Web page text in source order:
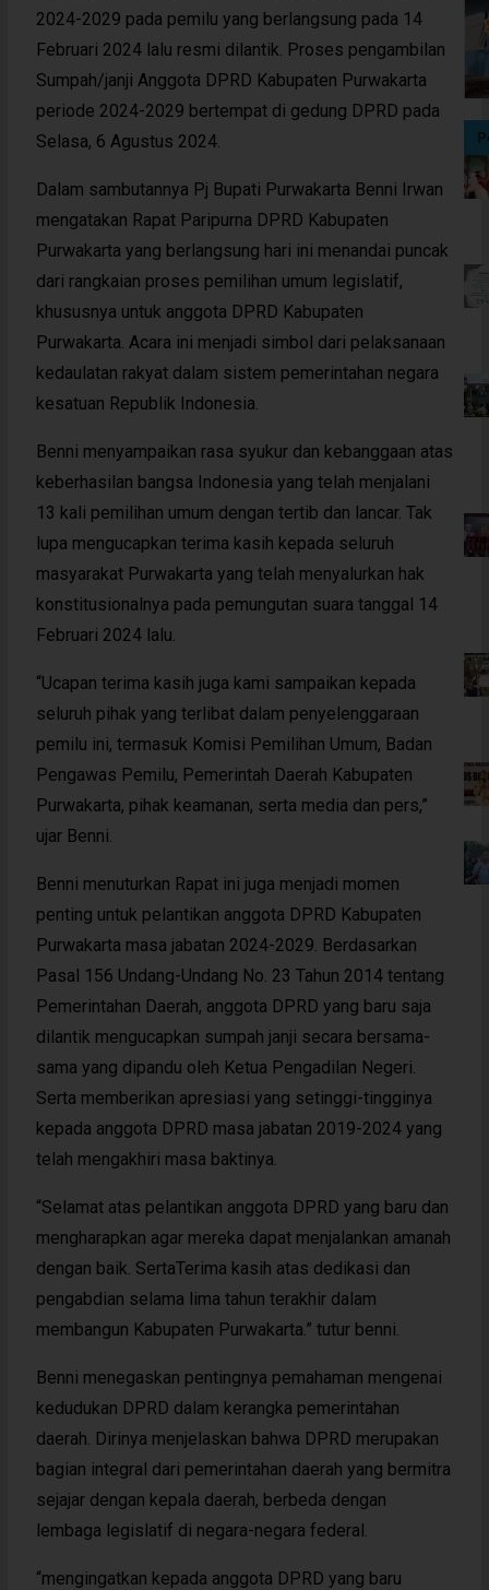
2024-2029 pada pemilu yang berlangsung pada 14
Februari 2024 lalu resmi dilantik. Proses pengambilan
Sumpah/janji Anggota DPRD Kabupaten Purwakarta
periode 2024-2029 bertempat di gedung DPRD pada
Selasa, 6 Agustus 2024.
Dalam sambutannya Pj Bupati Purwakarta Benni Irwan
mengatakan Rapat Paripurna DPRD Kabupaten
Purwakarta yang berlangsung hari ini menandai puncak
dari rangkaian proses pemilihan umum legislatif,
khususnya untuk anggota DPRD Kabupaten
Purwakarta. Acara ini menjadi simbol dari pelaksanaan
kedaulatan rakyat dalam sistem pemerintahan negara
kesatuan Republik Indonesia.
Benni menyampaikan rasa syukur dan kebanggaan atas
keberhasilan bangsa Indonesia yang telah menjalani
13 kali pemilihan umum dengan tertib dan lancar. Tak
lupa mengucapkan terima kasih kepada seluruh
masyarakat Purwakarta yang telah menyalurkan hak
konstitusionalnya pada pemungutan suara tanggal 14
Februari 2024 lalu.
“Ucapan terima kasih juga kami sampaikan kepada
seluruh pihak yang terlibat dalam penyelenggaraan
pemilu ini, termasuk Komisi Pemilihan Umum, Badan
Pengawas Pemilu, Pemerintah Daerah Kabupaten
Purwakarta, pihak keamanan, serta media dan pers,”
ujar Benni.
Benni menuturkan Rapat ini juga menjadi momen
penting untuk pelantikan anggota DPRD Kabupaten
Purwakarta masa jabatan 2024-2029. Berdasarkan
Pasal 156 Undang-Undang No. 23 Tahun 2014 tentang
Pemerintahan Daerah, anggota DPRD yang baru saja
dilantik mengucapkan sumpah janji secara bersama-
sama yang dipandu oleh Ketua Pengadilan Negeri.
Serta memberikan apresiasi yang setinggi-tingginya
kepada anggota DPRD masa jabatan 2019-2024 yang
telah mengakhiri masa baktinya.
“Selamat atas pelantikan anggota DPRD yang baru dan
mengharapkan agar mereka dapat menjalankan amanah
dengan baik. SertaTerima kasih atas dedikasi dan
pengabdian selama lima tahun terakhir dalam
membangun Kabupaten Purwakarta.” tutur benni.
Benni menegaskan pentingnya pemahaman mengenai
kedudukan DPRD dalam kerangka pemerintahan
daerah. Dirinya menjelaskan bahwa DPRD merupakan
bagian integral dari pemerintahan daerah yang bermitra
sejajar dengan kepala daerah, berbeda dengan
lembaga legislatif di negara-negara federal.
“mengingatkan kepada anggota DPRD yang baru